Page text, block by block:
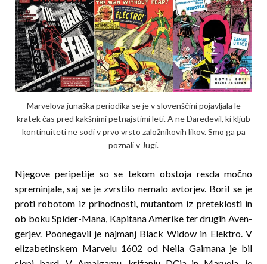
Marvelova junaška periodika se je v slovenš­či­ni pojavljala le
kratek čas pred kakšnimi petnajstimi leti. A ne Daredevil, ki kljub
kontinuiteti ne sodi v prvo vrsto založ­ni­kovih likov. Smo ga pa
poznali v Jugi.
Njegove peripetije so se tekom obstoja resda moč­no
spreminjale, saj se je zvrstilo nemalo avtorjev. Boril se je
proti robotom iz prihodnosti, mutantom iz preteklosti in
ob boku Spider-Mana, Kapitana Amerike ter drugih Aven­
gerjev. Poonegavil je najmanj Black Widow in Elektro. V
elizabetinskem Marvelu 1602 od Neila Gaimana je bil